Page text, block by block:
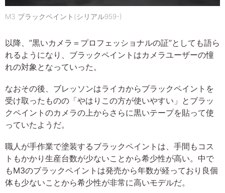
M3 ブラックペイント(シリアル959-)
以降、”黒いカメラ＝プロフェッショナルの証”としても語ら
れるようになり、ブラックペイントはカメラユーザーの憧
れの対象となっていった。
なおその後、ブレッソンはライカからブラックペイントを
受け取ったものの「やはりこの方が使いやすい」とブラッ
クペイントのカメラの上からさらに黒いテープを貼って使
っていたようだ。
職人が手作業で塗装するブラックペイントは、手間もコス
トもかかり生産台数が少ないことから希少性が高い。中で
もM3のブラックペイントは発売から年数が経っており良個
体も少ないことから希少性が非常に高いモデルだ。